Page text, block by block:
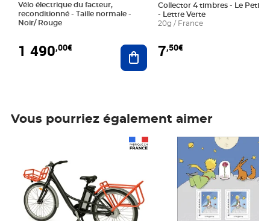
Vélo électrique du facteur,
reconditionné - Taille normale -
Noir/ Rouge
1 490,00€ Ajouter au panier
Collector 4 timbres - Le Petit
- Lettre Verte
20g / France
7,50€
Vous pourriez également aimer
Prix 7,50€